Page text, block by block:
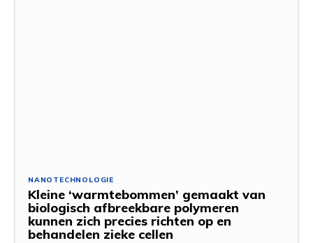
NANOTECHNOLOGIE
Kleine ‘warmtebommen’ gemaakt van
biologisch afbreekbare polymeren
kunnen zich precies richten op en
behandelen zieke cellen